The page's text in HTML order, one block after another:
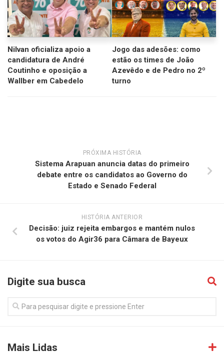
Nilvan oficializa apoio a
candidatura de André
Coutinho e oposição a
Wallber em Cabedelo
Jogo das adesões: como
estão os times de João
Azevêdo e de Pedro no 2º
turno
PRÓXIMA HISTÓRIA
Sistema Arapuan anuncia datas do primeiro
debate entre os candidatos ao Governo do
Estado e Senado Federal
HISTÓRIA ANTERIOR
Decisão: juiz rejeita embargos e mantém nulos
os votos do Agir36 para Câmara de Bayeux
Digite sua busca
Mais Lidas